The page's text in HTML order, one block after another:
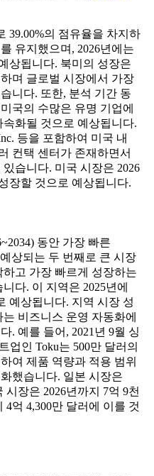
39.00%의 점유율을 차지하
유지했으며, 2026년에는
상됩니다. 북미의 성장은
며 글로벌 시장에서 가장
니다. 또한, 분석 기간 동
국의 수많은 유명 기업에
화될 것으로 예상됩니다.
등을 포함하여 미국 내
컨택 센터가 존재하면서
습니다. 미국 시장은 2026
장할 것으로 예상됩니다.
동안 가장 빠른
상되는 두 번째로 큰 시장
고 가장 빠르게 성장하는
다. 이 지역은 2025년에
예상됩니다. 지역 시장 성
비즈니스 운영 자동화에
. 예를 들어, 2021년 9월 싱
업인 Toku는 500만 달러의
여 제품 역량과 적용 범위
했습니다. 일본 시장은
시장은 2026년까지 7억 9천
4억 4,300만 달러에 이를 것